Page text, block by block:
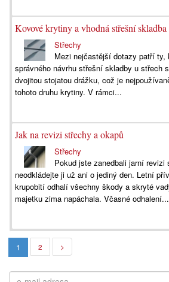
Kovové krytiny a vhodná střešní skladba
Střechy
Mezi nejčastější dotazy patří
správného návrhu střešní skladby u střech
dvojitou stojatou drážku, což je
tohoto druhu krytiny. V rámci...
Jak na revizi střechy a okapů
Střechy
Pokud jste zanedbali jarní revizi
neodkládejte ji už ani o jediný den. Letní
krupobití odhalí všechny škody a skryté
majetku zima napáchala. Včasné odhalení...
1 2 >